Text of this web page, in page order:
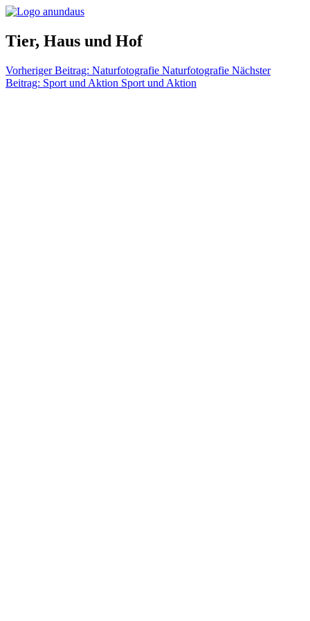
Tier, Haus und Hof
Vorheriger Beitrag: Naturfotografie Naturfotografie Nächster
Beitrag: Sport und Aktion Sport und Aktion